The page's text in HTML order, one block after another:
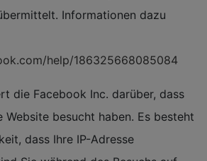
Informationen dazu
help/186325668085084
die Facebook Inc. darüber, dass
Website besucht haben. Es besteht
dass Ihre IP-Adresse